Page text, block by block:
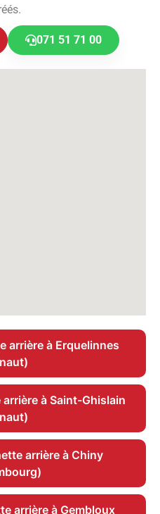
071 51 71 00
arrière à Erquelinnes
à Saint-Ghislain
arrière à Chiny
arrière à Gembloux